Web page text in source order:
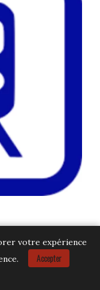
votre expérience
Accepter